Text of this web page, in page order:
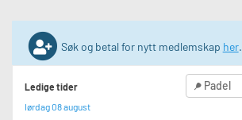
Søk og betal for nytt medlemskap her.
Ledige tider
lørdag 08 august
Padel